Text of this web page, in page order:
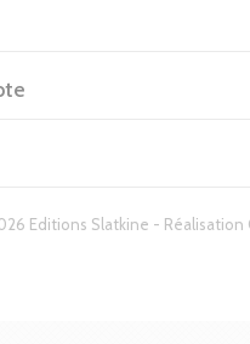
Editions Slatkine - Réalisation